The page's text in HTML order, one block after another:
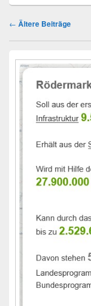
Beitragsnavigation
← Ältere Beiträge
Seitenleisten-
Widgetbereich